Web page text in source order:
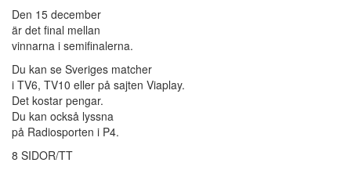
Den 15 december
är det final mellan
vinnarna i semifinalerna.
Du kan se Sveriges matcher
i TV6, TV10 eller på sajten Viaplay.
Det kostar pengar.
Du kan också lyssna
på Radiosporten i P4.
8 SIDOR/TT